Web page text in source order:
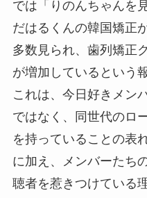
では「りのんちゃんを
だはるくんの韓国矯正
多数見られ、歯列矯正
が増加しているという
これは、今日好きメン
ではなく、同世代のロ
を持っていることの表
に加え、メンバーたち
聴者を惹きつけている